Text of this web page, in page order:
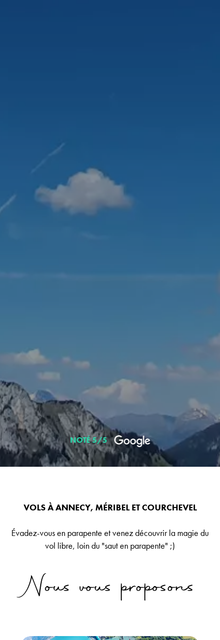
NOTÉ 5/5
VOLS À ANNECY, MÉRIBEL ET COURCHEVEL
Évadez-vous en parapente et venez découvrir la magie du
vol libre, loin du "saut en parapente" ;)
Nous vous proposons